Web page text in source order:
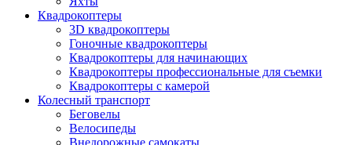
Квадрокоптеры
3D квадрокоптеры
Гоночные квадрокоптеры
Квадрокоптеры для начинающих
Квадрокоптеры профессиональные для съемки
Квадрокоптеры с камерой
Колесный транспорт
Беговелы
Велосипеды
Внедорожные самокаты